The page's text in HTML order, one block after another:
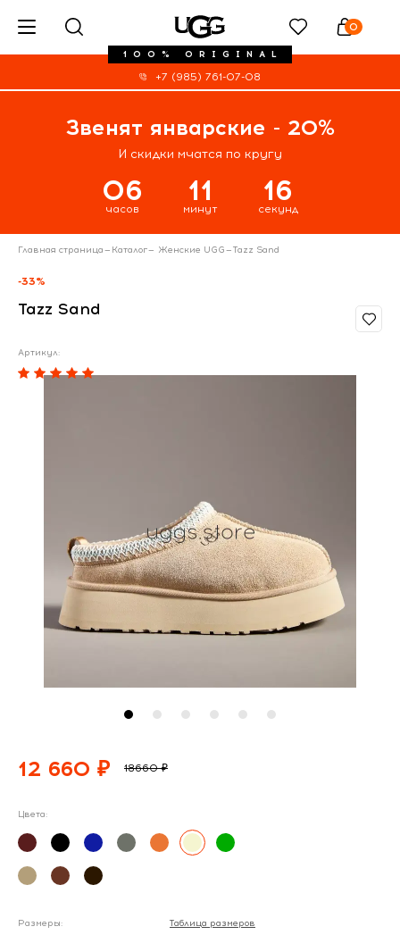
100% ORIGINAL
0
+7 (985) 761-07-08
Звенят январские - 20%
И скидки мчатся по кругу
06
часов
11
минут
16
секунд
Главная страница— Каталог— Женские UGG—Tazz Sand
-33%
Tazz Sand
Артикул:
12 660 ₽ 18660 ₽
Цвета:
Размеры: Таблица размеров